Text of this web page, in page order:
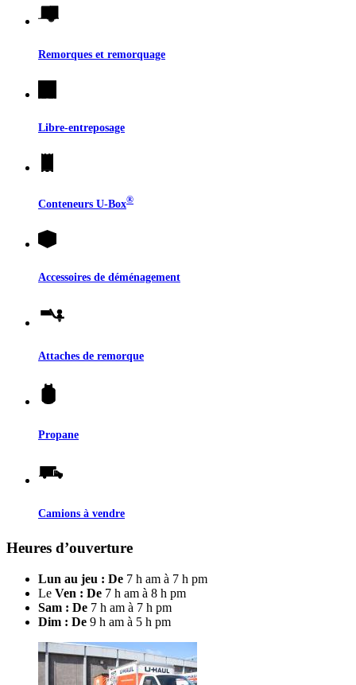
Remorques et remorquage
Libre-entreposage
Conteneurs U-Box®
Accessoires de déménagement
Attaches de remorque
Propane
Camions à vendre
Heures d’ouverture
Lun au jeu : De 7 h am à 7 h pm
Le Ven : De 7 h am à 8 h pm
Sam : De 7 h am à 7 h pm
Dim : De 9 h am à 5 h pm